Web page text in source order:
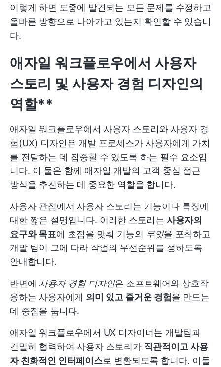
이렇게 하면 도중에 발견되는 모든 문제를 수정하고
올바른 방향으로 나아가고 있는지 확인할 수 있습니
다.
애자일 워크플로우에서 사용자
스토리 및 사용자 경험 디자인의
역할**
애자일 워크플로우에서 사용자 스토리와 사용자 경
험(UX) 디자인은 개발 프로세스가 사용자에게 가치
를 전달하는 데 집중할 수 있도록 하는 필수 요소입
니다. 이 둘은 함께 애자일 개발의 고객 중심 접근
방식을 추진하는 데 중요한 역할을 합니다.
사용자 관점에서 사용자 스토리는 기능이나 특징에
대한 짧은 설명입니다. 이러한 스토리는 사용자의
요구와 목표에 초점을 맞춰 기능의 무엇을 포착하고
개발 팀이 그에 따라 작업의 우선순위를 정하도록
안내합니다.
반면에 사용자 경험 디자인은 소프트웨어와 상호작
용하는 사용자에게 의미 있고 즐거운 경험을 만드는
데 중점을 둡니다.
애자일 워크플로우에서 UX 디자이너는 개발팀과
긴밀히 협력하여 사용자 스토리가 직관적이고 사용
자 친화적인 인터페이스로 변환되도록 합니다. 이들